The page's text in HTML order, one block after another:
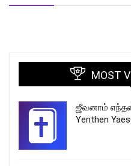
MOST
ஜீவனாம் எந்தன்
Yenthen